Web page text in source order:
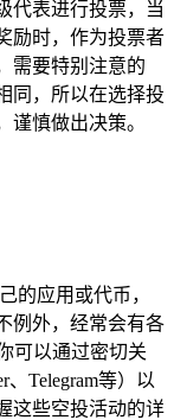
代表进行投票，当
励时，作为投票者
需要特别注意的
同，所以在选择投
慎做出决策。
的应用或代币，
例外，经常会有各
可以通过密切关
、Telegram等）以
这些空投活动的详